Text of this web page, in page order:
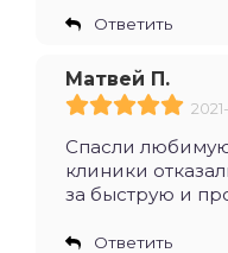
Ответить
Матвей П.
Спасли любимую
клиники
за быструю и
Ответить